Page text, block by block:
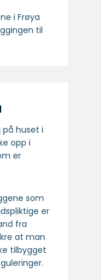
i Frøya
til
på huset i
opp i
er
som
er
fra
at man
tilbygget